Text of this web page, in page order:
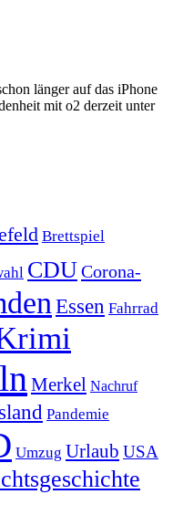
länger auf das iPhone
mit o2 derzeit unter
Brettspiel
CDUCorona-
Essen Fahrrad
Merkel Nachruf
Pandemie
Umzug Urlaub USA